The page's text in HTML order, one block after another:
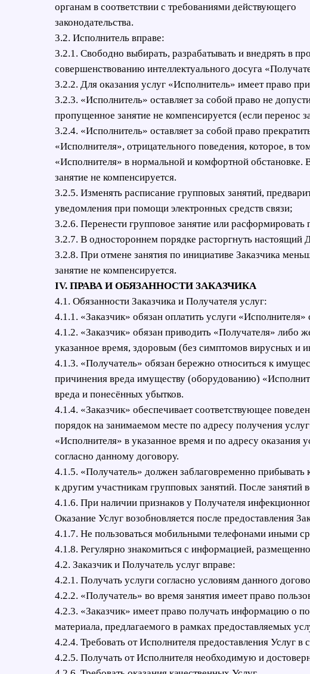
органам в соответствии с требованиями действующего
законодательства.
3.2. Исполнитель вправе:
3.2.1. Свободно выбирать, разрабатывать и внедрять в
совершенствованию интеллектуального досуга
3.2.2. Для оказания услуг «Исполнитель» имеет право
3.2.3. «Исполнитель» оставляет за собой право не
пропущенное занятие не компенсируется (если перенос
3.2.4. «Исполнитель» оставляет за собой право
«Исполнителя», отрицательного поведения, которое, в
«Исполнителя» в нормальной и комфортной
занятие не компенсируется.
3.2.5. Изменять расписание групповых занятий,
уведомления при помощи электронных средств связи;
3.2.6. Перенести групповое занятие или
3.2.7. В одностороннем порядке расторгнуть настоящий
3.2.8. При отмене занятия по инициативе Заказчика
занятие не компенсируется.
IV. ПРАВА И ОБЯЗАННОСТИ ЗАКАЗЧИКА
4.1. Обязанности Заказчика и Получателя услуг:
4.1.1. «Заказчик» обязан оплатить услуги
4.1.2. «Заказчик» обязан приводить «Получателя» либо
указанное время, здоровым (без симптомов вирусных и
4.1.3. «Получатель» обязан бережно относиться к
причинения вреда имуществу (оборудованию)
вреда и понесённых убытков.
4.1.4. «Заказчик» обеспечивает соответствующее
порядок на занимаемом месте по адресу получения
«Исполнителя» в указанное время и по адресу оказания
согласно данному договору.
4.1.5. «Получатель» должен заблаговременно прибывать
к другим участникам групповых занятий. После
4.1.6. При наличии признаков у Получателя
Оказание Услуг возобновляется после
4.1.7. Не пользоваться мобильными телефонами иными
4.1.8. Регулярно знакомиться с информацией,
4.2. Заказчик и Получатель услуг вправе:
4.2.1. Получать услуги согласно условиям данного
4.2.2. «Получатель» во время занятия имеет право
4.2.3. «Заказчик» имеет право получать информацию о
материала, предлагаемого в рамках предоставляемых
4.2.4. Требовать от Исполнителя предоставления Услуг
4.2.5. Получать от Исполнителя необходимую и